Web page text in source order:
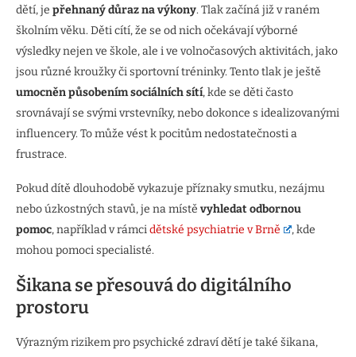
dětí, je přehnaný důraz na výkony. Tlak začíná již v raném
školním věku. Děti cítí, že se od nich očekávají výborné
výsledky nejen ve škole, ale i ve volnočasových aktivitách, jako
jsou různé kroužky či sportovní tréninky. Tento tlak je ještě
umocněn působením sociálních sítí, kde se děti často
srovnávají se svými vrstevníky, nebo dokonce s idealizovanými
influencery. To může vést k pocitům nedostatečnosti a
frustrace.
Pokud dítě dlouhodobě vykazuje příznaky smutku, nezájmu
nebo úzkostných stavů, je na místě vyhledat odbornou
pomoc, například v rámcidětské psychiatrie v Brně
, kde
mohou pomoci specialisté.
Šikana se přesouvá do digitálního
prostoru
Výrazným rizikem pro psychické zdraví dětí je také šikana,